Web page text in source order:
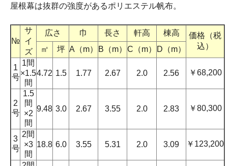
屋根幕は抜群の強度があるポリエステル帆布。
№
サ
イ
ズ
広さ 巾 長さ 軒高 棟高
価格（税
込）
㎡ 坪 A（m） B（m） C（m） D（m）
1
号
1間
×1.5
間
4.72 1.5 1.77 2.67 2.0 2.56 ￥68,200
2
号
1.5
間
×2
間
9.48 3.0 2.67 3.55 2.0 2.83 ￥80,300
3
号
2間
×3
間
18.8 6.0 3.55 5.31 2.0 3.09 ￥123,200